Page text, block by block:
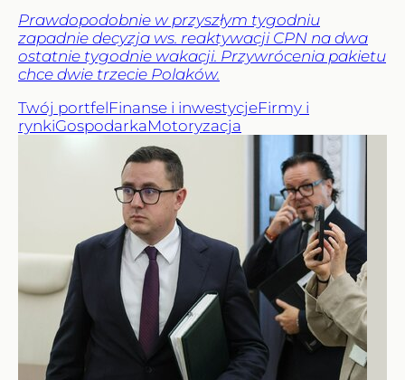
Prawdopodobnie w przyszłym tygodniu
zapadnie decyzja ws. reaktywacji CPN na dwa
ostatnie tygodnie wakacji. Przywrócenia pakietu
chce dwie trzecie Polaków.
Twój portfelFinanse i inwestycjeFirmy i
rynkiGospodarkaMotoryzacja